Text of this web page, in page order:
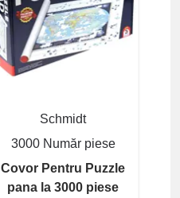
Schmidt
3000 Număr piese
Covor Pentru Puzzle
pana la 3000 piese